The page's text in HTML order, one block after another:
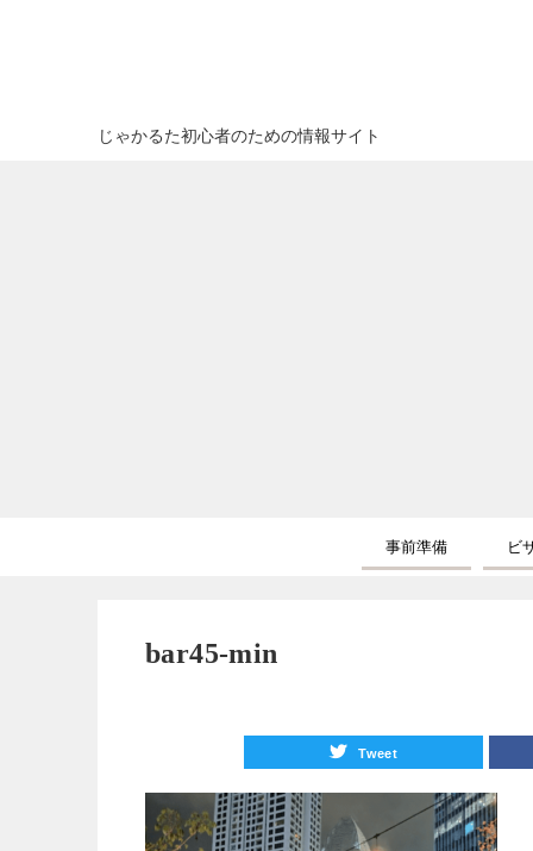
じゃかるた初心者のための情報サイト
事前準備 ビ
bar45-min
Tweet